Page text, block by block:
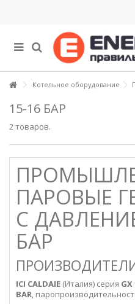
Котельное оборудование
15-16 БАР
2 товаров.
ПАРОВЫЕ
С
БАР
ICI CALDAIE (Италия) серия GX
BAR,